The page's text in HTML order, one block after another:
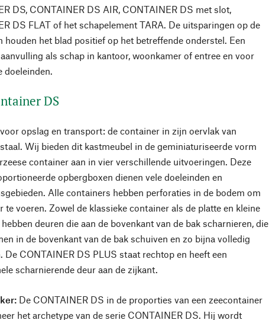
DS, CONTAINER DS AIR, CONTAINER DS met slot,
DS FLAT of het schapelement TARA. De uitsparingen op de
houden het blad positief op het betreffende onderstel. Een
als schap in kantoor, woonkamer of entree en voor
doeleinden.
DS
opslag en transport: de container in zijn oervlak van
Wij bieden dit kastmeubel in de geminiaturiseerde vorm
container aan in vier verschillende uitvoeringen. Deze
opbergboxen dienen vele doeleinden en
Alle containers hebben perforaties in de bodem om
te voeren. Zowel de klassieke container als de platte en kleine
deuren die aan de bovenkant van de bak scharnieren, die
in de bovenkant van de bak schuiven en zo bijna volledig
De CONTAINER DS PLUS staat rechtop en heeft een
scharnierende deur aan de zijkant.
De CONTAINER DS in de proporties van een zeecontainer
het archetype van de serie CONTAINER DS. Hij wordt